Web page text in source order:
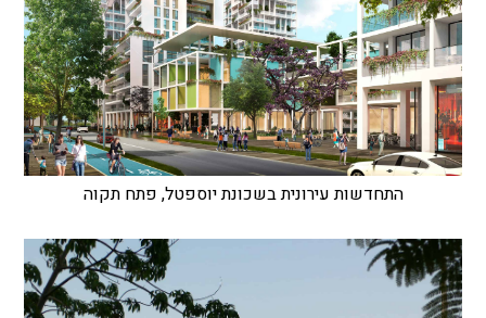
התחדשות עירונית בשכונת יוספטל, פתח תקוה